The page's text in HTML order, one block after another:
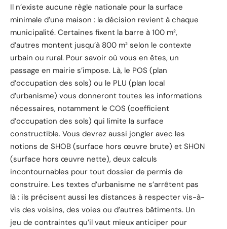
Il n’existe aucune règle nationale pour la surface
minimale d’une maison : la décision revient à chaque
municipalité. Certaines fixent la barre à 100 m²,
d’autres montent jusqu’à 800 m² selon le contexte
urbain ou rural. Pour savoir où vous en êtes, un
passage en mairie s’impose. Là, le POS (plan
d’occupation des sols) ou le PLU (plan local
d’urbanisme) vous donneront toutes les informations
nécessaires, notamment le COS (coefficient
d’occupation des sols) qui limite la surface
constructible. Vous devrez aussi jongler avec les
notions de SHOB (surface hors œuvre brute) et SHON
(surface hors œuvre nette), deux calculs
incontournables pour tout dossier de permis de
construire. Les textes d’urbanisme ne s’arrêtent pas
là : ils précisent aussi les distances à respecter vis-à-
vis des voisins, des voies ou d’autres bâtiments. Un
jeu de contraintes qu’il vaut mieux anticiper pour